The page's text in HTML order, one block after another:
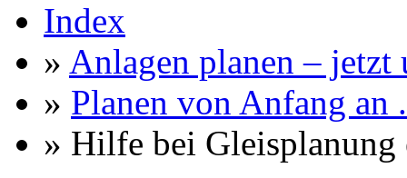
Index
» Anlagen planen – jetzt
» Planen von Anfang an
» Hilfe bei Gleisplanung